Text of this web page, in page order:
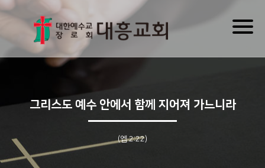
그리스도 예수 안에서 함께 지어져 가느니라
(엡 2:22)